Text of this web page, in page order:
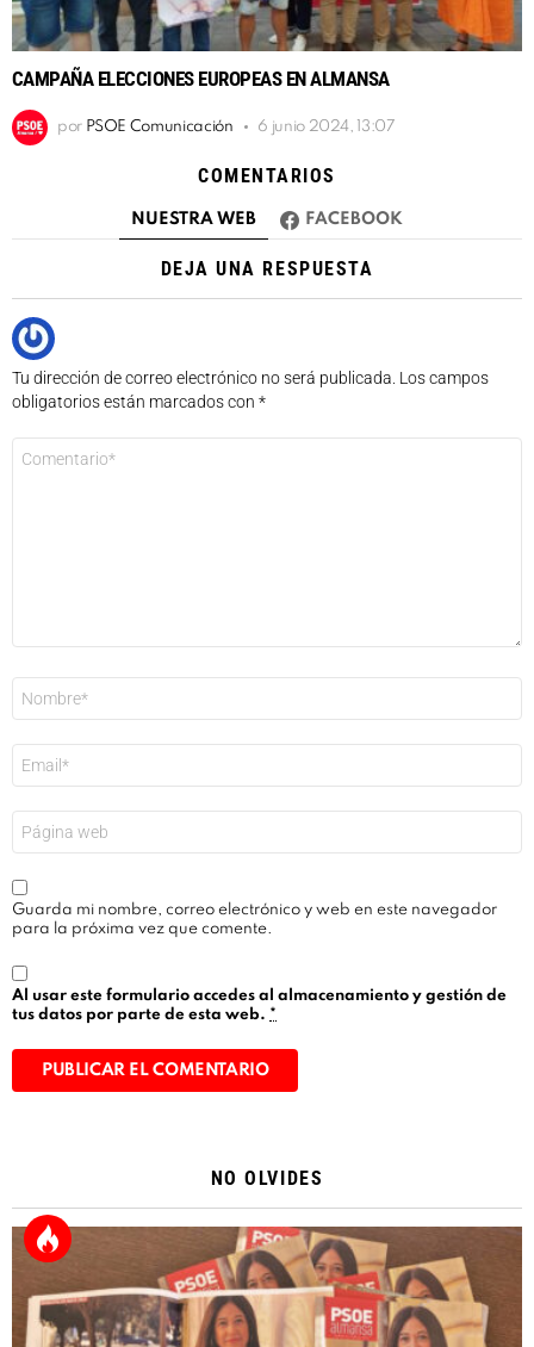
CAMPAÑA ELECCIONES EUROPEAS EN ALMANSA
por PSOE Comunicación 6 junio 2024, 13:07
COMENTARIOS
NUESTRA WEB FACEBOOK
DEJA UNA RESPUESTA
Tu dirección de correo electrónico no será publicada. Los campos
obligatorios están marcados con *
electrónico
*
Guarda mi nombre, correo electrónico y web en este navegador
para la próxima vez que comente.
Al usar este formulario accedes al almacenamiento y gestión de
tus datos por parte de esta web. *
NO OLVIDES